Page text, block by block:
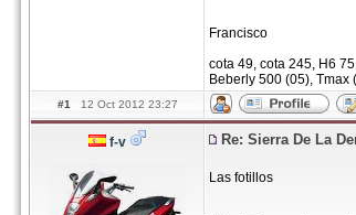
Francisco
cota 49, cota 245, H6
Beberly 500 (05), Tmax
#1 12 Oct 2012 23:27
f-v Re: Sierra De La
Las fotillos